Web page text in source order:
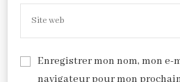
Enregistrer mon nom, mon e-
navigateur pour mon